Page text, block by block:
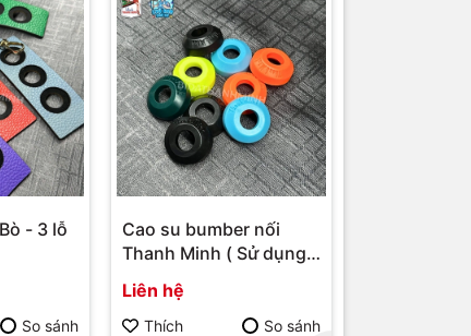
- 3 lỗ
So sánh
Cao su bumber nối
Thanh Minh ( Sử dụng
cho bumber Longoni )
Liên hệ
Thích So sánh